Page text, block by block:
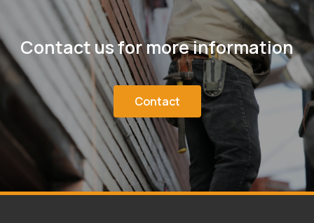
Contact us for more information
Contact